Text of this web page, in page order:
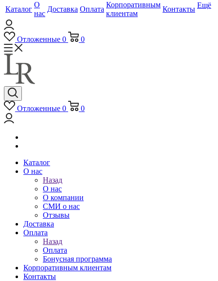
Каталог
О
нас
Доставка Оплата
Корпоративным
клиентам
Контакты Ещё
Отложенные 0 0
Отложенные 0 0
Каталог
О нас
Назад
О нас
О компании
СМИ о нас
Отзывы
Доставка
Оплата
Назад
Оплата
Бонусная программа
Корпоративным клиентам
Контакты